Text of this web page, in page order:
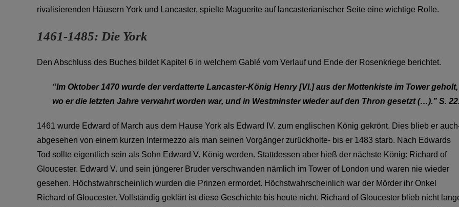
rivalisierenden Häusern York und Lancaster, spielte Maguerite auf lancasterianischer Seite eine wichtige Rolle.
1461-1485: Die York
Den Abschluss des Buches bildet Kapitel 6 in welchem Gablé vom Verlauf und Ende der Rosenkriege berichtet.
“Im Oktober 1470 wurde der verdatterte Lancaster-König Henry [VI.] aus der Mottenkiste im Tower geholt,
wo er die letzten Jahre verwahrt worden war, und in Westminster wieder auf den Thron gesetzt (…).” S.
1461 wurde Edward of March aus dem Hause York als Edward IV. zum englischen König gekrönt. Dies blieb er
abgesehen von einem kurzen Intermezzo als man seinen Vorgänger zurückholte- bis er 1483 starb. Nach Edwards
Tod sollte eigentlich sein als Sohn Edward V. König werden. Stattdessen aber hieß der nächste König: Richard of
Gloucester. Edward V. und sein jüngerer Bruder verschwanden nämlich im Tower of London und waren nie wieder
gesehen. Höchstwahrscheinlich wurden die Prinzen ermordet. Höchstwahrscheinlich war der Mörder ihr Onkel
Richard of Gloucester. Vollständig geklärt ist diese Geschichte bis heute nicht. Richard of Gloucester blieb nicht